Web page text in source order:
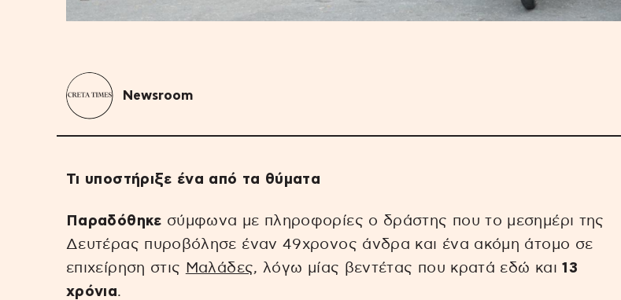
Newsroom
Τι υποστήριξε ένα από τα θύματα
Παραδόθηκε σύμφωνα με πληροφορίες ο δράστης που το μεσημέρι της
Δευτέρας πυροβόλησε έναν 49χρονος άνδρα και ένα ακόμη άτομο σε
επιχείρηση στις Μαλάδες, λόγω μίας βεντέτας που κρατά εδώ και13
χρόνια.